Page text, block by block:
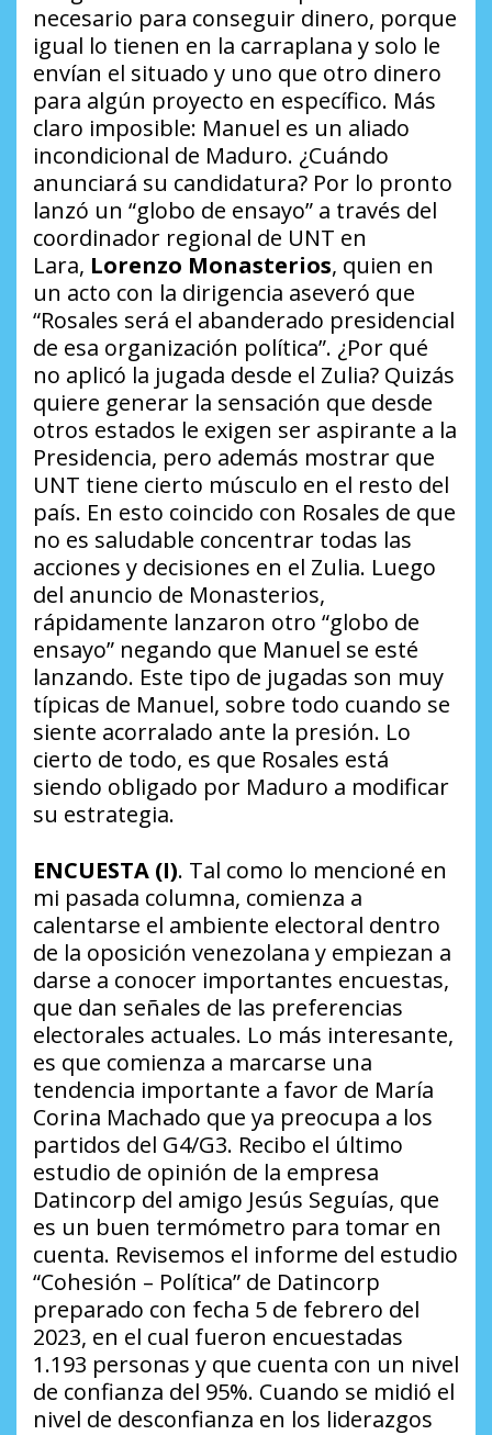
necesario para conseguir dinero, porque
igual lo tienen en la carraplana y solo le
envían el situado y uno que otro dinero
para algún proyecto en específico. Más
claro imposible: Manuel es un aliado
incondicional de Maduro. ¿Cuándo
anunciará su candidatura? Por lo pronto
lanzó un “globo de ensayo” a través del
coordinador regional de UNT en
Lara, Lorenzo Monasterios, quien en
un acto con la dirigencia aseveró que
“Rosales será el abanderado presidencial
de esa organización política”. ¿Por qué
no aplicó la jugada desde el Zulia? Quizás
quiere generar la sensación que desde
otros estados le exigen ser aspirante a la
Presidencia, pero además mostrar que
UNT tiene cierto músculo en el resto del
país. En esto coincido con Rosales de que
no es saludable concentrar todas las
acciones y decisiones en el Zulia. Luego
del anuncio de Monasterios,
rápidamente lanzaron otro “globo de
ensayo” negando que Manuel se esté
lanzando. Este tipo de jugadas son muy
típicas de Manuel, sobre todo cuando se
siente acorralado ante la presión. Lo
cierto de todo, es que Rosales está
siendo obligado por Maduro a modificar
su estrategia.
ENCUESTA (I). Tal como lo mencioné en
mi pasada columna, comienza a
calentarse el ambiente electoral dentro
de la oposición venezolana y empiezan a
darse a conocer importantes encuestas,
que dan señales de las preferencias
electorales actuales. Lo más interesante,
es que comienza a marcarse una
tendencia importante a favor de María
Corina Machado que ya preocupa a los
partidos del G4/G3. Recibo el último
estudio de opinión de la empresa
Datincorp del amigo Jesús Seguías, que
es un buen termómetro para tomar en
cuenta. Revisemos el informe del estudio
“Cohesión – Política” de Datincorp
preparado con fecha 5 de febrero del
2023, en el cual fueron encuestadas
1.193 personas y que cuenta con un nivel
de confianza del 95%. Cuando se midió el
nivel de desconfianza en los liderazgos